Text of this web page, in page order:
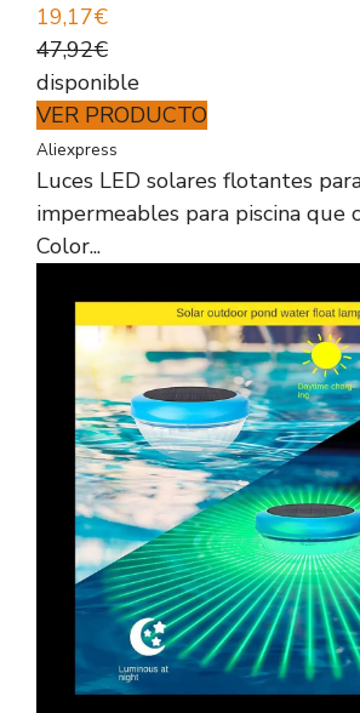
19,17€
47,92€
disponible
VER PRODUCTO
Aliexpress
Luces LED solares flotantes
impermeables para piscina que
Color...